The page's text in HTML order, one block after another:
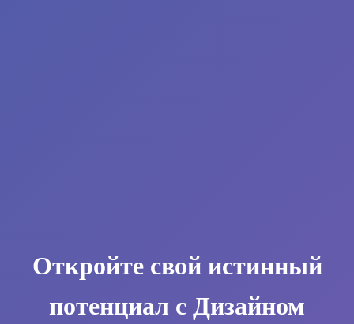
Откройте свой истинный
потенциал с Дизайном